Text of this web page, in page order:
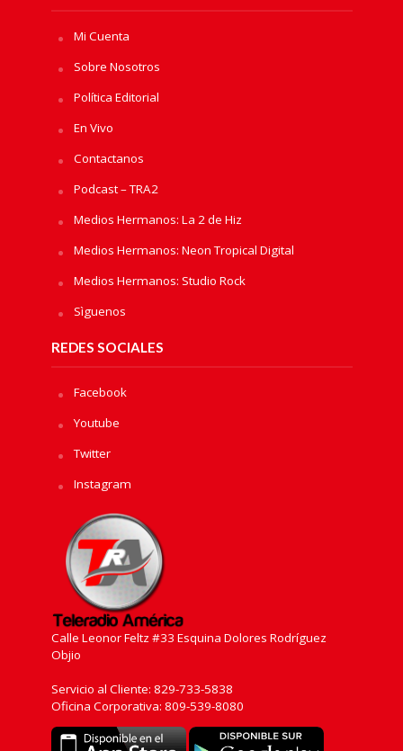
Mi Cuenta
Sobre Nosotros
Política Editorial
En Vivo
Contactanos
Podcast – TRA2
Medios Hermanos: La 2 de Hiz
Medios Hermanos: Neon Tropical Digital
Medios Hermanos: Studio Rock
Sìguenos
REDES SOCIALES
Facebook
Youtube
Twitter
Instagram
Calle Leonor Feltz #33 Esquina Dolores Rodríguez
Objio
Servicio al Cliente: 829-733-5838
Oficina Corporativa: 809-539-8080